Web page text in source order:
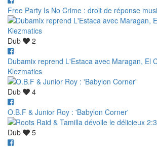
Free Party Is No Crime : droit de réponse
Dub
2
Dubamix reprend L'Estaca avec Maragan, El
Klezmatics
Dub
4
O.B.F & Junior Roy : 'Babylon Corner'
Dub
5